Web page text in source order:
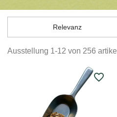
Relevanz
Ausstellung 1-12 von 256 artikel
favorite_border